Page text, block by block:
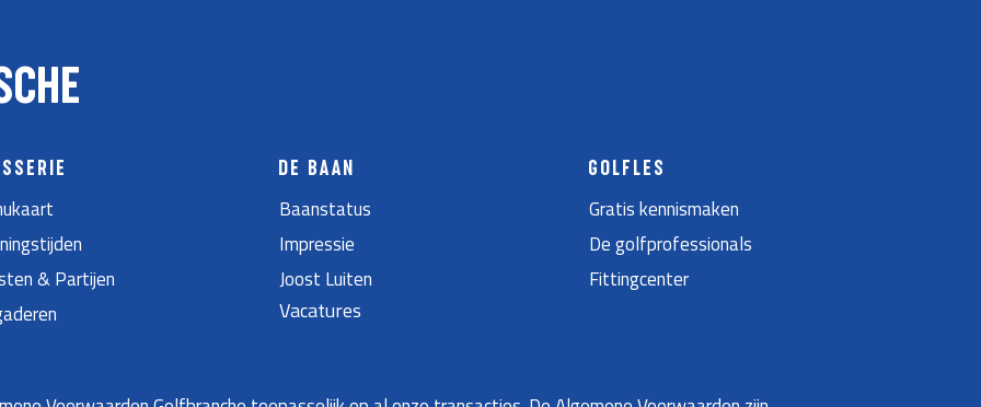
& Partijen
DE BAAN
Baanstatus
Impressie
Joost Luiten
Vacatures
GOLFLES
Gratis kennismaken
De golfprofessionals
Fittingcenter